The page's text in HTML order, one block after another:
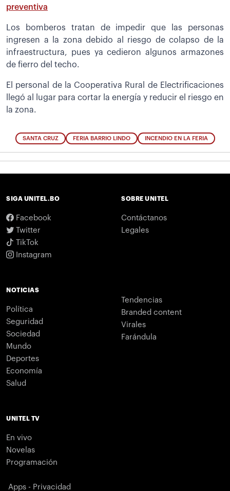
preventiva
Los bomberos tratan de impedir que las personas
ingresen a la zona debido al riesgo de colapso de la
infraestructura, pues ya cedieron algunos armazones
de fierro del techo.
El personal de la Cooperativa Rural de Electrificaciones
llegó al lugar para cortar la energía y reducir el riesgo en
la zona.
SANTA CRUZ FERIA BARRIO LINDO INCENDIO EN LA FERIA
SIGA UNITEL.BO
Facebook
Twitter
TikTok
Instagram
SOBRE UNITEL
Contáctanos
Legales
NOTICIAS
Política
Seguridad
Sociedad
Mundo
Deportes
Economía
Salud
Tendencias
Branded content
Virales
Farándula
UNITEL TV
En vivo
Novelas
Programación
Apps - Privacidad